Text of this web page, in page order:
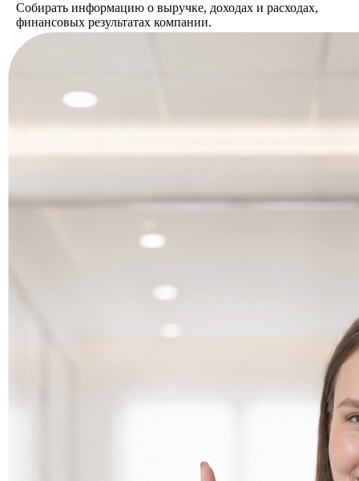
Собирать информацию о выручке, доходах и расходах,
финансовых результатах компании.